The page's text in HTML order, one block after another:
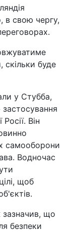
в свою чергу,
скільки буде
у Стубба,
Він
самооборони
Водночас
щоб
зазначив, що
безпеки